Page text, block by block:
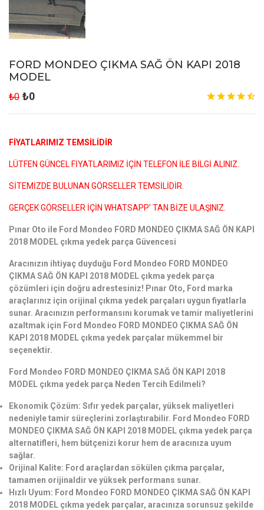
FORD MONDEO ÇIKMA SAĞ ÖN KAPI 2018
MODEL
₺0 ₺0
FİYATLARIMIZ TEMSİLİDİR
LÜTFEN GÜNCEL FİYATLARIMIZ İÇİN TELEFON İLE BİLGİ ALINIZ.
SİTEMİZDE BULUNAN GÖRSELLER TEMSİLİDİR.
GERÇEK GÖRSELLER İÇİN WHATSAPP' TAN BİZE ULAŞINIZ.
Pınar Oto ile Ford Mondeo FORD MONDEO ÇIKMA SAĞ ÖN KAPI
2018 MODEL çıkma yedek parça Güvencesi
Aracınızın ihtiyaç duyduğu Ford Mondeo FORD MONDEO
ÇIKMA SAĞ ÖN KAPI 2018 MODEL çıkma yedek parça
çözümleri için doğru adrestesiniz! Pınar Oto, Ford marka
araçlarınız için orijinal çıkma yedek parçaları uygun fiyatlarla
sunar. Aracınızın performansını korumak ve tamir maliyetlerini
azaltmak için Ford Mondeo FORD MONDEO ÇIKMA SAĞ ÖN
KAPI 2018 MODEL çıkma yedek parçalar mükemmel bir
seçenektir.
Ford Mondeo FORD MONDEO ÇIKMA SAĞ ÖN KAPI 2018
MODEL çıkma yedek parça Neden Tercih Edilmeli?
Ekonomik Çözüm: Sıfır yedek parçalar, yüksek maliyetleri
nedeniyle tamir süreçlerini zorlaştırabilir. Ford Mondeo FORD
MONDEO ÇIKMA SAĞ ÖN KAPI 2018 MODEL çıkma yedek parça
alternatifleri, hem bütçenizi korur hem de aracınıza uyum
sağlar.
Orijinal Kalite: Ford araçlardan sökülen çıkma parçalar,
tamamen orijinaldir ve yüksek performans sunar.
Hızlı Uyum: Ford Mondeo FORD MONDEO ÇIKMA SAĞ ÖN KAPI
2018 MODEL çıkma yedek parçalar, aracınıza sorunsuz şekilde